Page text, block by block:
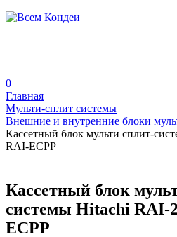
0
Главная
Мульти-сплит системы
Внешние и внутренние блоки
Кассетный блок мульти сплит-
RAI-ECPP
Кассетный блок
системы Hitachi RAI-
ECPP